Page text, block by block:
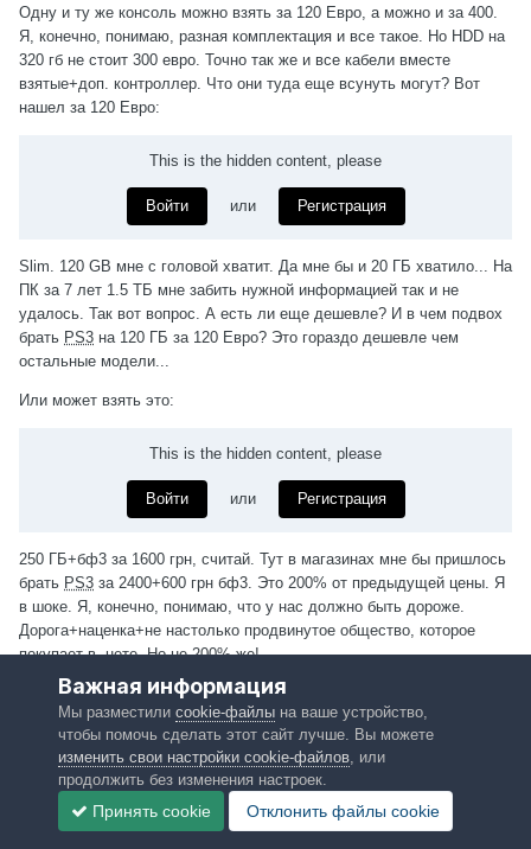
Одну и ту же консоль можно взять за 120 Евро, а можно и за 400.
Я, конечно, понимаю, разная комплектация и все такое. Но HDD на
320 гб не стоит 300 евро. Точно так же и все кабели вместе
взятые+доп. контроллер. Что они туда еще всунуть могут? Вот
нашел за 120 Евро:
This is the hidden content, please
Войти или Регистрация
Slim. 120 GB мне с головой хватит. Да мне бы и 20 ГБ хватило... На
ПК за 7 лет 1.5 ТБ мне забить нужной информацией так и не
удалось. Так вот вопрос. А есть ли еще дешевле? И в чем подвох
брать PS3 на 120 ГБ за 120 Евро? Это гораздо дешевле чем
остальные модели...
Или может взять это:
This is the hidden content, please
Войти или Регистрация
250 ГБ+бф3 за 1600 грн, считай. Тут в магазинах мне бы пришлось
брать PS3 за 2400+600 грн бф3. Это 200% от предыдущей цены. Я
в шоке. Я, конечно, понимаю, что у нас должно быть дороже.
Дорога+наценка+не настолько продвинутое общество, которое
покупает в -нете. Но не 200% же!
И я думаю, мне лучше всего взятьPS3
В 10.09.2012 в 20:18, 'GreysouL сказал:
Игры можно покупать в цифровом виде в Playstation Store тот
же Battlefield 3 там есть.
Важная информация
Мы разместили cookie-файлына ваше устройство,
чтобы помочь сделать этот сайт лучше. Вы можете
изменить свои настройки cookie-файлов, или
продолжить без изменения настроек.
Принять cookie Отклонить файлы сookie